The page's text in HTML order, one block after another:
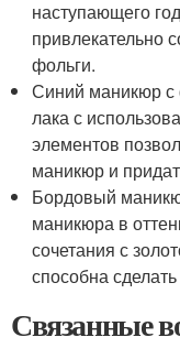
наступающего
привлекательно
фольги.
Синий маникюр с
лака с
элементов
маникюр и
Бордовый
маникюра в
сочетания с
способна
Связанные